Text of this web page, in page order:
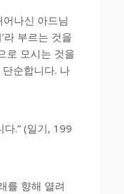
나신 아드님
라 부르는 것을
로 모시는 것을
순합니다. 나
.” (일기, 199
를 향해 열려